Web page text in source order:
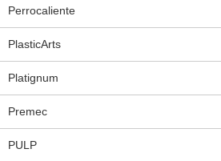
Perrocaliente
PlasticArts
Platignum
Premec
PULP